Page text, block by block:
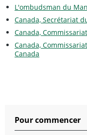
L'ombudsman du
Canada, Secrétariat
Canada,
Canada,
Canada
Pour commencer